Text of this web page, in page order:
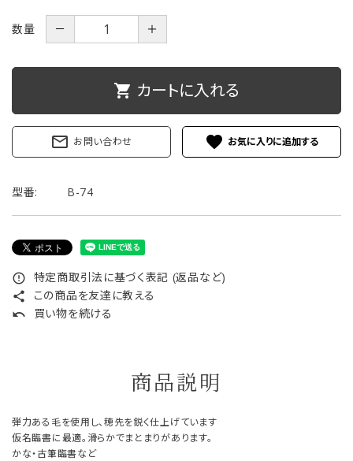
数量 － ＋
shopping_cart カートに入れる
mail_outline お問い合わせ favorite
型番: B-74
error_outline 特定商取引法に基づく表記 (返品など)
share この商品を友達に教える
undo 買い物を続ける
商品説明
弾力ある毛を使用し、穂先を鋭く仕上げています
仮名臨書に最適。滑らかでまとまりがあります。
かな・古筆臨書など